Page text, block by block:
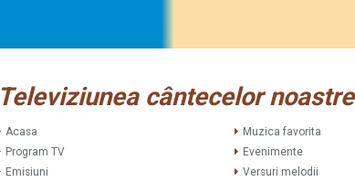
Televiziunea cântecelor noastre
Acasa
Program TV
Emisiuni
Muzica favorita
Evenimente
Versuri melodii